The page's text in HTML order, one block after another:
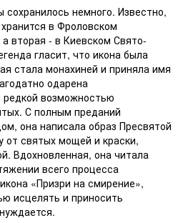
сохранилось немного. Известно,
в Фроловском
вторая - в Киевском Свято-
гласит, что икона была
стала монахиней и приняла имя
одарена
возможностью
С полным преданий
она написала образ Пресвятой
от святых мощей и краски,
Вдохновленная, она читала
всего процесса
«Призри на смирение»,
исцелять и приносить